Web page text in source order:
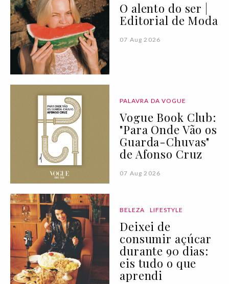
O alento do ser |
Editorial de Moda
07 Aug 2026
PALAVRA DA VOGUE
Vogue Book Club:
"Para Onde Vão os
Guarda-Chuvas"
de Afonso Cruz
07 Aug 2026
BELEZA LIFESTYLE
Deixei de
consumir açúcar
durante 90 dias:
eis tudo o que
aprendi